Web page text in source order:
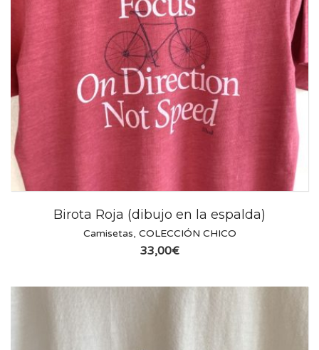
Birota Roja (dibujo en la espalda)
Camisetas, COLECCIÓN CHICO
33,00€